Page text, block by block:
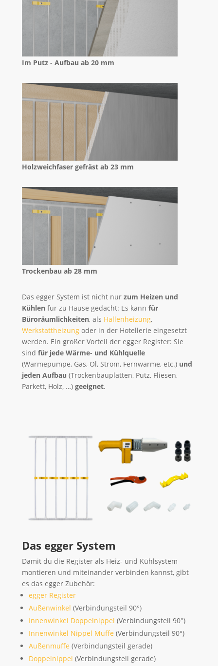
Im Putz - Aufbau ab 20 mm
Holzweichfaser gefräst ab 23 mm
Trockenbau ab 28 mm
Das egger System ist nicht nur zum Heizen und
Kühlen für zu Hause gedacht: Es kann für
Büroräumlichkeiten, als Hallenheizung,
Werkstattheizungoder in der Hotellerie eingesetzt
werden. Ein großer Vorteil der egger Register: Sie
sind für jede Wärme- und Kühlquelle
(Wärmepumpe, Gas, Öl, Strom, Fernwärme, etc.) und
jeden Aufbau (Trockenbauplatten, Putz, Fliesen,
Parkett, Holz, …) geeignet.
Das egger System
Damit du die Register als Heiz- und Kühlsystem
montieren und miteinander verbinden kannst, gibt
es das egger Zubehör:
egger Register
Außenwinkel (Verbindungsteil 90°)
Innenwinkel Doppelnippel (Verbindungsteil 90°)
Innenwinkel Nippel Muffe (Verbindungsteil 90°)
Außenmuffe (Verbindungsteil gerade)
Doppelnippel (Verbindungsteil gerade)